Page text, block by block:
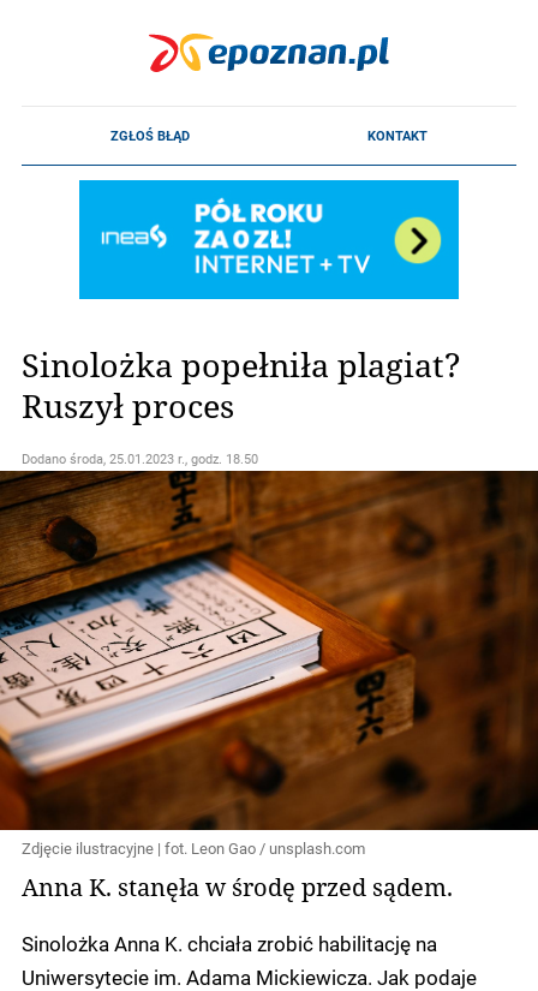
Sinolożka popełniła plagiat?
Ruszył proces
Dodano środa, 25.01.2023 r., godz. 18.50
Zdjęcie ilustracyjne | fot. Leon Gao / unsplash.com
Anna K. stanęła w środę przed sądem.
Sinolożka Anna K. chciała zrobić habilitację na
Uniwersytecie im. Adama Mickiewicza. Jak podaje